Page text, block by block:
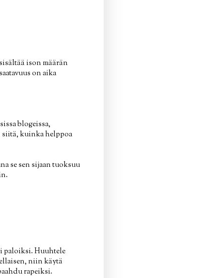
ison määrän
on aika
blogeissa,
kuinka helppoa
se sen sijaan tuoksuu
paloiksi. Huuhtele
niin käytä
rapeiksi.